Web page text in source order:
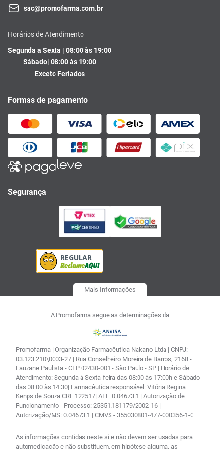
sac@promofarma.com.br
Horários de Atendimento
Segunda a Sexta | 08:00 às 19:00
Sábado| 08:00 às 19:00
Exceto Feriados
Formas de pagamento
Segurança
Mais Informações
A Promofarma segue as determinações da
Promofarma | Organização Farmacêutica Nakano Ltda | CNPJ:
03.123.210\0003-27 | Rua Conselheiro Moreira de Barros, 2168 -
Lauzane Paulista - CEP 02430-001 - São Paulo - SP | Horário de
Atendimento: Segunda à Sexta-feira das 08:00 às 17:00h e Sábado
das 08:00 às 14:30| Farmacêutica responsável: Vitória Regina
Kenps de Souza CRF 122517| AFE: 0.04673.1 | Autorização de
Funcionamento - Processo: 25351.181179/2002-16 |
Autorização/MS: 0.04673.1 | CMVS - 355030801-477-000356-1-0
As informações contidas neste site não devem ser usadas para
automedicação e não substituem, em hipótese alguma, as